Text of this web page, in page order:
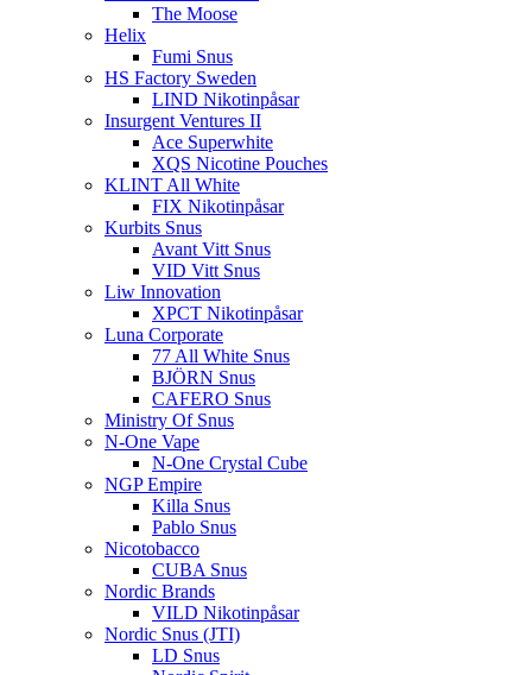
The Moose
Helix
Fumi Snus
HS Factory Sweden
LIND Nikotinpåsar
Insurgent Ventures II
Ace Superwhite
XQS Nicotine Pouches
KLINT All White
FIX Nikotinpåsar
Kurbits Snus
Avant Vitt Snus
VID Vitt Snus
Liw Innovation
XPCT Nikotinpåsar
Luna Corporate
77 All White Snus
BJÖRN Snus
CAFERO Snus
Ministry Of Snus
N-One Vape
N-One Crystal Cube
NGP Empire
Killa Snus
Pablo Snus
Nicotobacco
CUBA Snus
Nordic Brands
VILD Nikotinpåsar
Nordic Snus (JTI)
LD Snus